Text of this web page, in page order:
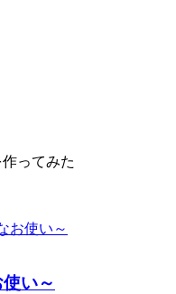
ってみた
い～